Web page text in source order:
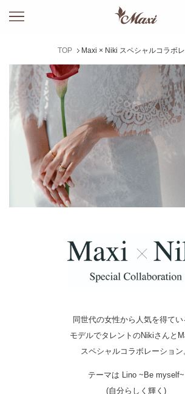
TOP Maxi × Niki スペシャルコラボ
同世代の女性から人気を得てい
モデルでタレントのNikiさんと
スペシャルコラボレーション
テーマは Lino ~Be myself~
(自分らしく輝く)